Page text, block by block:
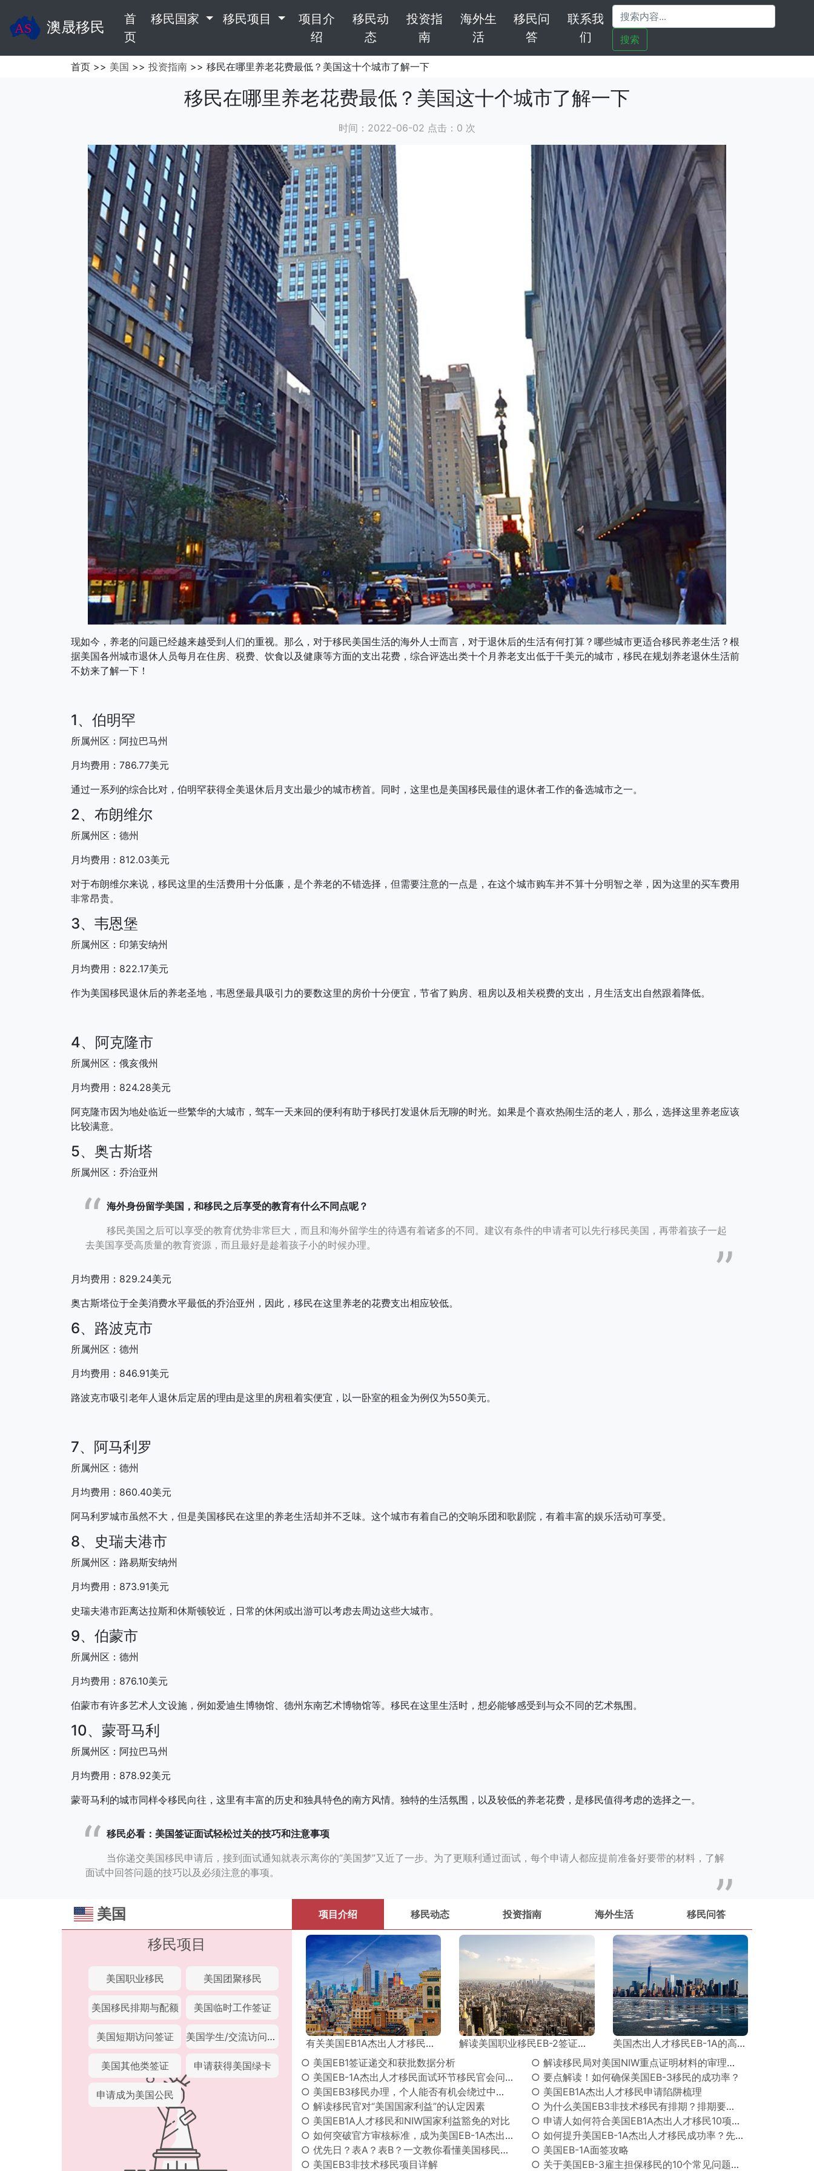
澳晟移民
首
页(current)
移民国家 移民项目
项目介
绍
移民动
态
投资指
南
海外生
活
移民问
答
联系我
们
搜索
首页 >> 美国 >> 投资指南 >> 移民在哪里养老花费最低？美国这十个城市了解一下
移民在哪里养老花费最低？美国这十个城市了解一下
时间：2022-06-02 点击： 0 次
现如今，养老的问题已经越来越受到人们的重视。那么，对于移民美国生活的海外人士而言，对于退休后的生活有何打算？哪些城市更适合移民养老生活？根
据美国各州城市退休人员每月在住房、税费、饮食以及健康等方面的支出花费，综合评选出类十个月养老支出低于千美元的城市，移民在规划养老退休生活前
不妨来了解一下！
1、伯明罕
所属州区：阿拉巴马州
月均费用：786.77美元
通过一系列的综合比对，伯明罕获得全美退休后月支出最少的城市榜首。同时，这里也是美国移民最佳的退休者工作的备选城市之一。
2、布朗维尔
所属州区：德州
月均费用：812.03美元
对于布朗维尔来说，移民这里的生活费用十分低廉，是个养老的不错选择，但需要注意的一点是，在这个城市购车并不算十分明智之举，因为这里的买车费用
非常昂贵。
3、韦恩堡
所属州区：印第安纳州
月均费用：822.17美元
作为美国移民退休后的养老圣地，韦恩堡最具吸引力的要数这里的房价十分便宜，节省了购房、租房以及相关税费的支出，月生活支出自然跟着降低。
4、阿克隆市
所属州区：俄亥俄州
月均费用：824.28美元
阿克隆市因为地处临近一些繁华的大城市，驾车一天来回的便利有助于移民打发退休后无聊的时光。如果是个喜欢热闹生活的老人，那么，选择这里养老应该
比较满意。
5、奥古斯塔
所属州区：乔治亚州
海外身份留学美国，和移民之后享受的教育有什么不同点呢？
移民美国之后可以享受的教育优势非常巨大，而且和海外留学生的待遇有着诸多的不同。建议有条件的申请者可以先行移民美国，再带着孩子一起
去美国享受高质量的教育资源，而且最好是趁着孩子小的时候办理。
月均费用：829.24美元
奥古斯塔位于全美消费水平最低的乔治亚州，因此，移民在这里养老的花费支出相应较低。
6、路波克市
所属州区：德州
月均费用：846.91美元
路波克市吸引老年人退休后定居的理由是这里的房租着实便宜，以一卧室的租金为例仅为550美元。
7、阿马利罗
所属州区：德州
月均费用：860.40美元
阿马利罗城市虽然不大，但是美国移民在这里的养老生活却并不乏味。这个城市有着自己的交响乐团和歌剧院，有着丰富的娱乐活动可享受。
8、史瑞夫港市
所属州区：路易斯安纳州
月均费用：873.91美元
史瑞夫港市距离达拉斯和休斯顿较近，日常的休闲或出游可以考虑去周边这些大城市。
9、伯蒙市
所属州区：德州
月均费用：876.10美元
伯蒙市有许多艺术人文设施，例如爱迪生博物馆、德州东南艺术博物馆等。移民在这里生活时，想必能够感受到与众不同的艺术氛围。
10、蒙哥马利
所属州区：阿拉巴马州
月均费用：878.92美元
蒙哥马利的城市同样令移民向往，这里有丰富的历史和独具特色的南方风情。独特的生活氛围，以及较低的养老花费，是移民值得考虑的选择之一。
移民必看：美国签证面试轻松过关的技巧和注意事项
当你递交美国移民申请后，接到面试通知就表示离你的“美国梦”又近了一步。为了更顺利通过面试，每个申请人都应提前准备好要带的材料，了解
面试中回答问题的技巧以及必须注意的事项。
美国
移民项目
美国职业移民 美国团聚移民
美国移民排期与配额 美国临时工作签证
美国短期访问签证 美国学生/交流访问签证
美国其他类签证 申请获得美国绿卡
申请成为美国公民
项目介绍 移民动态 投资指南 海外生活 移民问答
有关美国EB1A杰出人才移民的排期问题 解读美国职业移民EB-2签证概况与分类
美国杰出人才移民EB-1A的高效申请技巧——精准定位
○ 美国EB1签证递交和获批数据分析
○ 解读移民局对美国NIW重点证明材料的审理侧重点
○ 美国EB-1A杰出人才移民面试环节移民官会问什么？附往届高频提问！
○ 要点解读！如何确保美国EB-3移民的成功率？
○ 美国EB3移民办理，个人能否有机会绕过中介直接寻找雇主？
○ 美国EB1A杰出人才移民申请陷阱梳理
○ 解读移民官对“美国国家利益”的认定因素
○ 为什么美国EB3非技术移民有排期？排期要多久？
○ 美国EB1A人才移民和NIW国家利益豁免的对比
○ 申请人如何符合美国EB1A杰出人才移民10项核心标准（下）？
○ 如何突破官方审核标准，成为美国EB-1A杰出人才移民的佼佼者？
○ 如何提升美国EB-1A杰出人才移民成功率？先攻克面试关！
○ 优先日？表A？表B？一文教你看懂美国移民排期表！
○ 美国EB-1A面签攻略
○ 美国EB3非技术移民项目详解
○ 关于美国EB-3雇主担保移民的10个常见问题及解答！